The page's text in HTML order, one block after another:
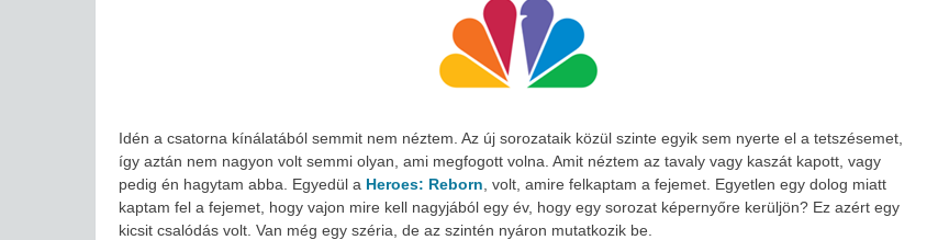
Idén a csatorna kínálatából semmit nem néztem. Az új sorozataik közül szinte egyik sem nyerte el a tetszésemet,
így aztán nem nagyon volt semmi olyan, ami megfogott volna. Amit néztem az tavaly vagy kaszát kapott, vagy
pedig én hagytam abba. Egyedül a Heroes: Reborn , volt, amire felkaptam a fejemet. Egyetlen egy dolog miatt
kaptam fel a fejemet, hogy vajon mire kell nagyjából egy év, hogy egy sorozat képernyőre kerüljön? Ez azért egy
kicsit csalódás volt. Van még egy széria, de az szintén nyáron mutatkozik be.